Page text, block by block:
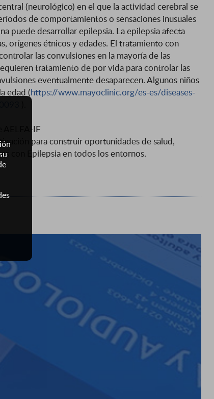
(neurológico) en el que la actividad cerebral se
de comportamientos o sensaciones inusuales
puede desarrollar epilepsia. La epilepsia afecta
orígenes étnicos y edades. El tratamiento con
las convulsiones en la mayoría de las
tratamiento de por vida para controlar las
eventualmente desaparecen. Algunos niños
edad (https://www.mayoclinic.org/es-es/diseases-
AELFA-IF
para construir oportunidades de salud,
con Epilepsia en todos los entornos.